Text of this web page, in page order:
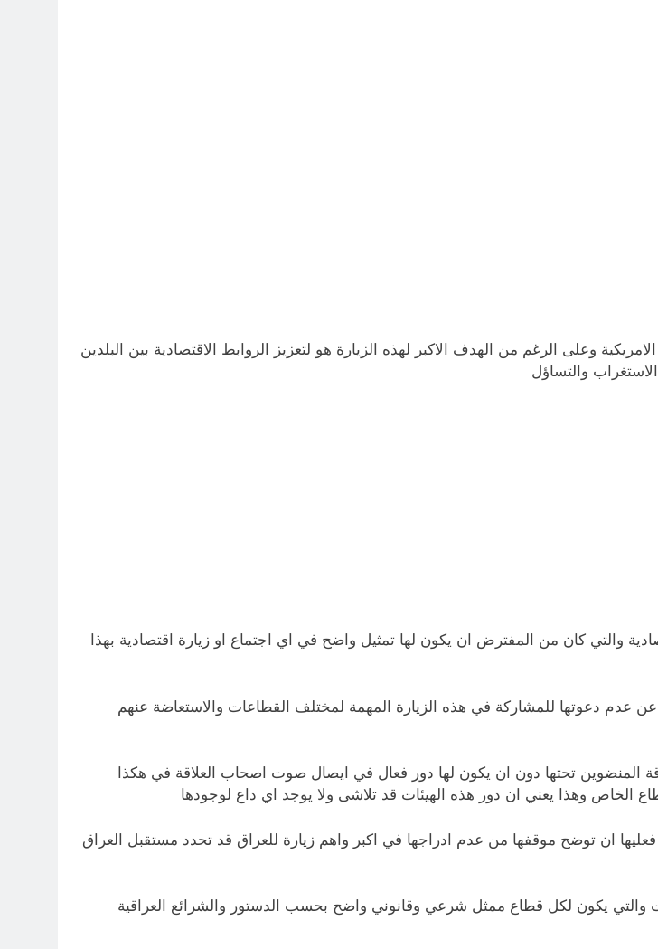
وعلى الرغم من الهدف الاكبر لهذه الزيارة هو لتعزيز الروابط الاقتصادية بين البلدين
والتساؤل
والتي كان من المفترض ان يكون لها تمثيل واضح في اي اجتماع او زيارة اقتصادية بهذا
عدم دعوتها للمشاركة في هذه الزيارة المهمة لمختلف القطاعات والاستعاضة عنهم
المنضوين تحتها دون ان يكون لها دور فعال في ايصال صوت اصحاب العلاقة في هكذا
الخاص وهذا يعني ان دور هذه الهيئات قد تلاشى ولا يوجد اي داع لوجودها
ان توضح موقفها من عدم ادراجها في اكبر واهم زيارة للعراق قد تحدد مستقبل العراق
والتي يكون لكل قطاع ممثل شرعي وقانوني واضح بحسب الدستور والشرائع العراقية